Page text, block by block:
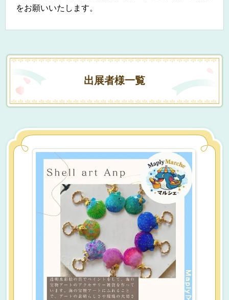
をお願いいたします。
出展者様一覧